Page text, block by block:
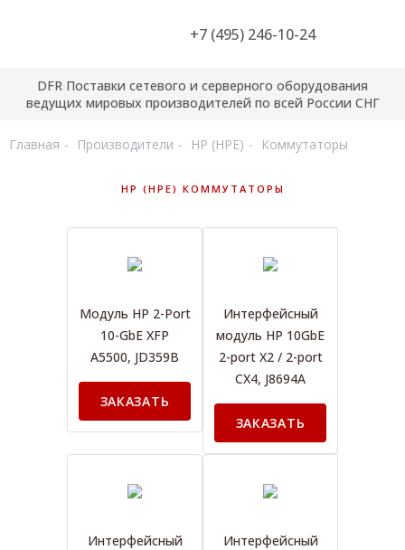
+7 (495) 246-10-24
DFR Поставки сетевого и серверного оборудования
ведущих мировых производителей по всей России СНГ
Главная Производители HP (HPE) Коммутаторы
HP (HPE) КОММУТАТОРЫ
Модуль HP 2-Port
10-GbE XFP
A5500, JD359B
ЗАКАЗАТЬ
Интерфейсный
модуль HP 10GbE
2-port X2 / 2-port
CX4, J8694A
ЗАКАЗАТЬ
Интерфейсный
Интерфейсный